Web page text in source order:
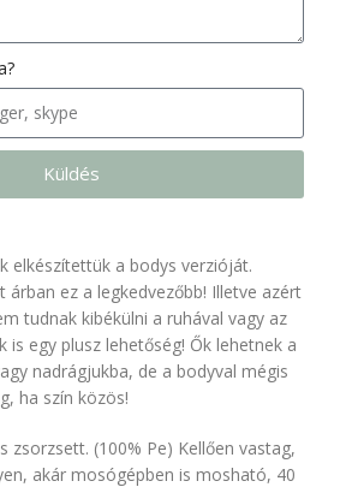
Küldés
elkészítettük a bodys verzióját.
árban ez a legkedvezőbb! Illetve azért
tudnak kibékülni a ruhával vagy az
is egy plusz lehetőség! Ők lehetnek a
nadrágjukba, de a bodyval mégis
ha szín közös!
zsorzsett. (100% Pe) Kellően vastag,
akár mosógépben is mosható, 40